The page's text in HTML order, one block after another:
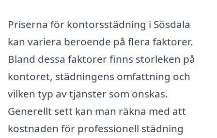
Priserna för kontorsstädning i Sösdala
kan variera beroende på flera faktorer.
Bland dessa faktorer finns storleken på
kontoret, städningens omfattning och
vilken typ av tjänster som önskas.
Generellt sett kan man räkna med att
kostnaden för professionell städning